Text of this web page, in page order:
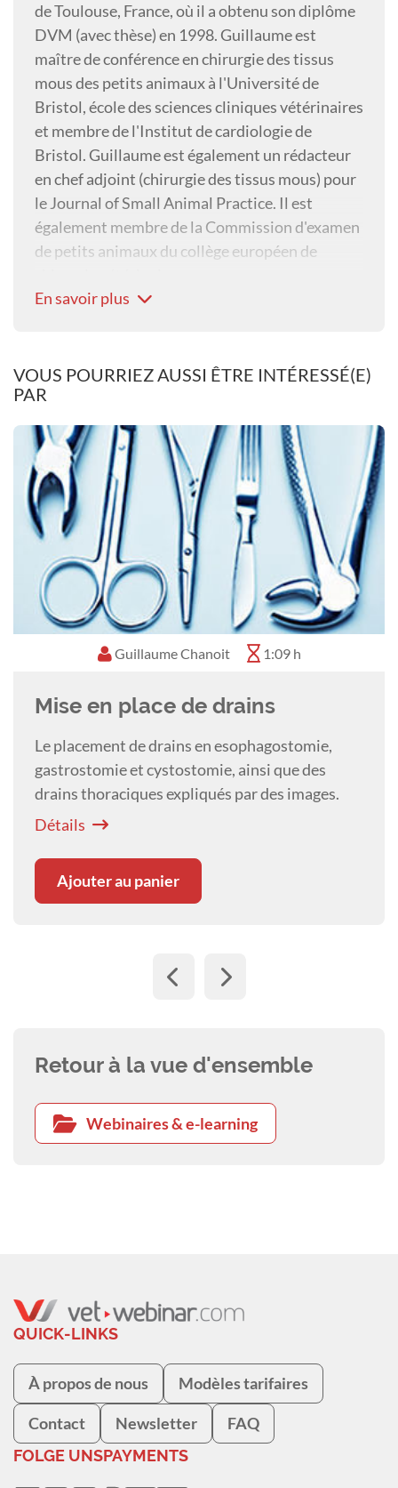
de Toulouse, France, où il a obtenu son diplôme
DVM (avec thèse) en 1998. Guillaume est
maître de conférence en chirurgie des tissus
mous des petits animaux à l'Université de
Bristol, école des sciences cliniques vétérinaires
et membre de l'Institut de cardiologie de
Bristol. Guillaume est également un rédacteur
en chef adjoint (chirurgie des tissus mous) pour
le Journal of Small Animal Practice. Il est
également membre de la Commission d'examen
de petits animaux du collège européen de
En savoir plus
VOUS POURRIEZ AUSSI ÊTRE INTÉRESSÉ(E)
PAR
Guillaume Chanoit 1:09 h
Mise en place de drains
Le placement de drains en esophagostomie,
gastrostomie et cystostomie, ainsi que des
drains thoraciques expliqués par des images.
Détails
Ajouter au panier
Retour à la vue d'ensemble
Webinaires & e-learning
QUICK-LINKS
À propos de nous Modèles tarifaires
Contact Newsletter FAQ
FOLGE UNSPAYMENTS